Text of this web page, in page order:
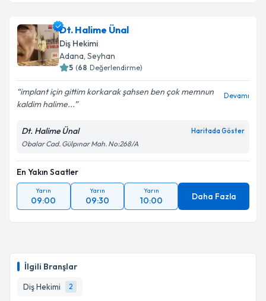
İlgili Branşlar
Diş Hekimi
2
Dt. Gamze Gergükiçin randevu takvimi talebi
oluşturun. Size bu uzmandan randevu almanız için bir
takvim hazırlandığında e-posta ile bilgilendireceğiz.
Kişisel verilerimin işlenmesine ilişkin
Aydınlatma
Metni'ni okudum ve kişisel verilerimin belirtilen
kapsamda işlenmesini kabul ediyorum.
Takvim Talebini Gönder
Dt. Halime Ünal
Diş Hekimi
Adana, Seyhan
5 (68 Değerlendirme)
implant için gittim korkarak şahsen ben çok memnun
kaldim halime...
Devamı
Dt. Halime Ünal Haritada Göster
Obalar Cad. Gülpınar Mah. No:268/A
En Yakın Saatler
Yarın
09:00
Yarın
09:30
Yarın
10:00 Daha Fazla